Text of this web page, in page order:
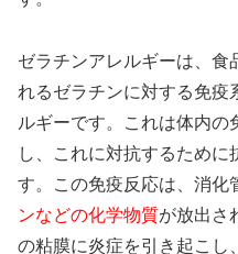
ゼラチンアレルギーは、食
れるゼラチンに対する免疫
ルギーです。これは体内
し、これに対抗するために
す。この免疫反応は、消化
ンなどの化学物質が放出さ
の粘膜に炎症を引き起こし